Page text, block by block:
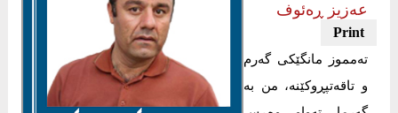
عەزیز ڕەئوف
تەمموز مانگێکی گەرم
و تاقەتپڕوکێنە، من بە